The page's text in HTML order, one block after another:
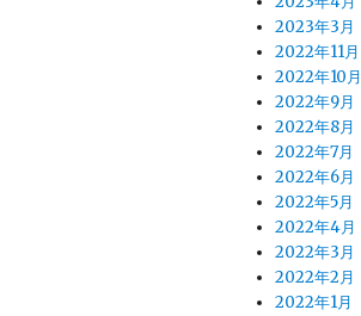
2023年3月
2022年11月
2022年10月
2022年9月
2022年8月
2022年7月
2022年6月
2022年5月
2022年4月
2022年3月
2022年2月
2022年1月